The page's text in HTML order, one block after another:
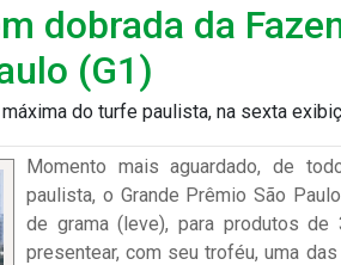
dobrada da
(G1)
do turfe paulista, na sexta
Momento mais aguardado, de
paulista, o Grande Prêmio São
de grama (leve), para produtos
presentear, com seu troféu, uma